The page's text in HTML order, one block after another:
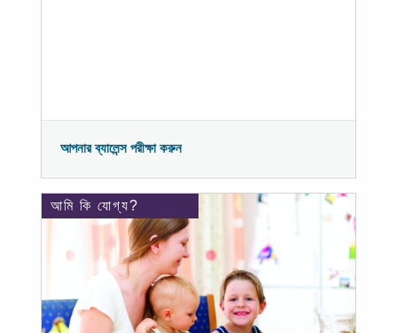
আপনার ব্যালেন্স পরীক্ষা করুন
আমি কি যোগ্য?